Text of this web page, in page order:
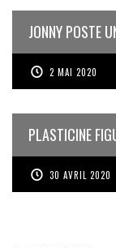
JONNY POSTE
2 MAI 2020
PLASTICINE
30 AVRIL 2020